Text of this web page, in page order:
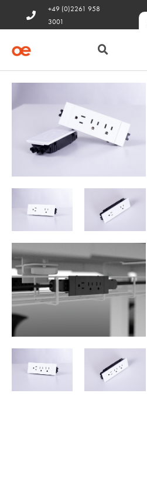
+49 (0)2261 958
3001